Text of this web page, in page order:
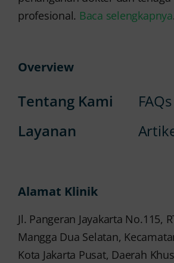
profesional. Baca selengkapnya.
Overview
Tentang Kami
Layanan
FAQs
Alamat Klinik
Jl. Pangeran Jayakarta No.115,
Mangga Dua Selatan,
Kota Jakarta Pusat, Daerah